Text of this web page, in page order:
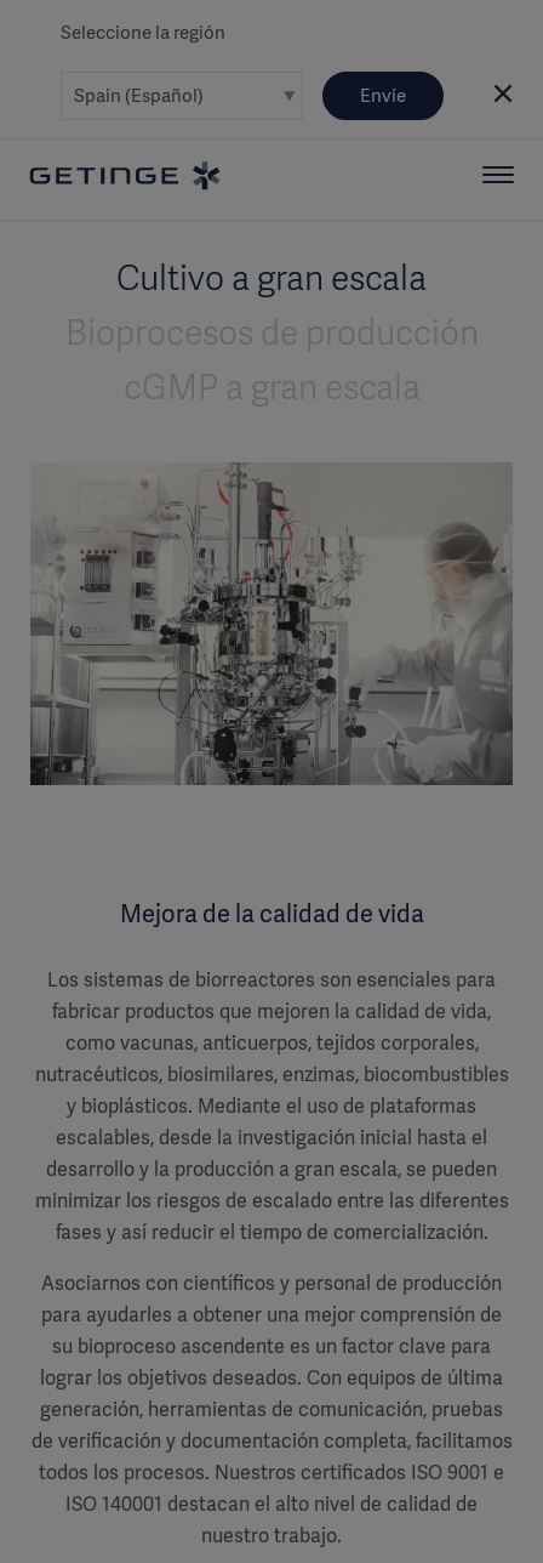
Seleccione la región
Envíe
Cultivo a gran escala
Bioprocesos de producción
cGMP a gran escala
Mejora de la calidad de vida
Los sistemas de biorreactores son esenciales para
fabricar productos que mejoren la calidad de vida,
como vacunas, anticuerpos, tejidos corporales,
nutracéuticos, biosimilares, enzimas, biocombustibles
y bioplásticos. Mediante el uso de plataformas
escalables, desde la investigación inicial hasta el
desarrollo y la producción a gran escala, se pueden
minimizar los riesgos de escalado entre las diferentes
fases y así reducir el tiempo de comercialización.
Asociarnos con científicos y personal de producción
para ayudarles a obtener una mejor comprensión de
su bioproceso ascendente es un factor clave para
lograr los objetivos deseados. Con equipos de última
generación, herramientas de comunicación, pruebas
de verificación y documentación completa, facilitamos
todos los procesos. Nuestros certificados ISO 9001 e
ISO 140001 destacan el alto nivel de calidad de
nuestro trabajo.